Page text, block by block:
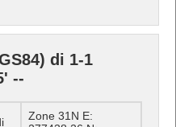
di 1-1
--
Zone 31N E: